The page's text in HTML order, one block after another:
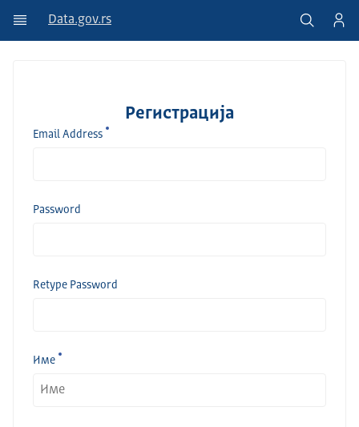
Data.gov.rs
Регистрација
Email Address
Password
Retype Password
Име